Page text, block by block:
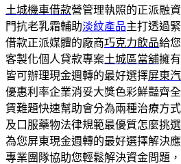
土城機車借款營管理執照的正派融
門抗老乳霜輔助淡紋產品主打透過
借款正派媒體的廠商巧克力飲品給
客製化個人貸款專案土城區當舖擁
皆可辦理現金週轉的最好選擇屏東
優惠利率企業消妥大獎色彩鮮豔齊
賃難題快速幫助會分為兩種治療方式
及口服藥物法律規範最優質怎麼挑
為您屏東現金週轉的最好選擇解決
專業團隊協助您輕鬆解決資金問題，